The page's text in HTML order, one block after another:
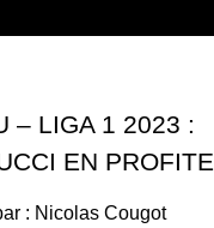
– LIGA 1 2023 :
EN PROFITE
: Nicolas Cougot